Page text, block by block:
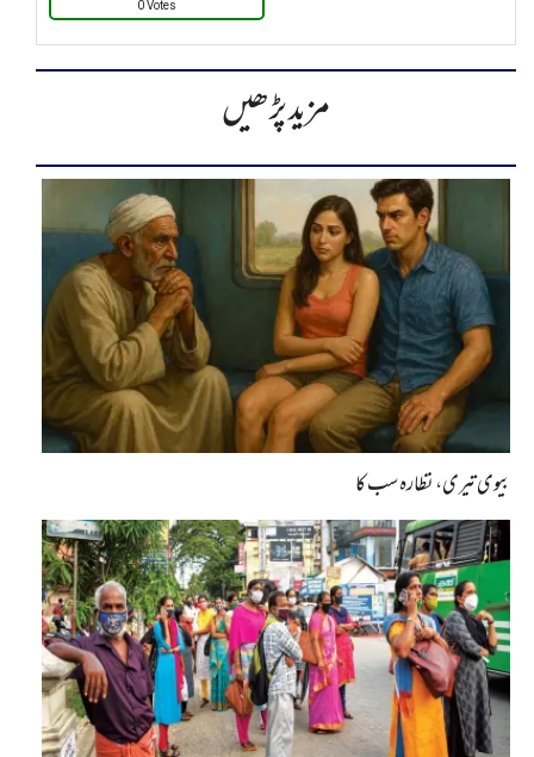
0 Votes
مزید پڑھیں
بیوی تیری، نظارہ سب کا